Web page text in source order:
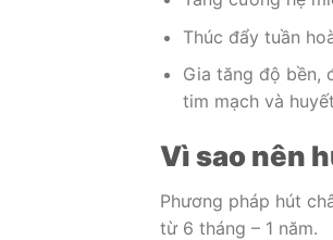
Thúc đẩy tuần
Gia tăng độ bền,
tim mạch và
Vì sao nên
Phương pháp hút
từ 6 tháng – 1 năm.